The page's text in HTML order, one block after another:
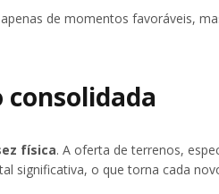
de momentos favoráveis,
consolidada
física. A oferta de terrenos,
significativa, o que torna cada